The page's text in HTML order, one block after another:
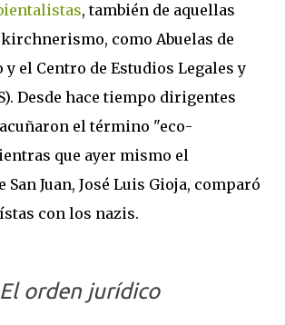
, también de aquellas
como Abuelas de
y el Centro de Estudios Legales y
Desde hace tiempo dirigentes
el término "eco-
que ayer mismo el
San Juan, José Luis Gioja, comparó
con los nazis.
El orden jurídico